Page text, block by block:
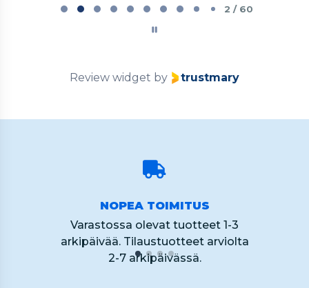
2 / 60
Review widget by trustmary
NOPEA TOIMITUS
Varastossa olevat tuotteet 1-3
arkipäivää. Tilaustuotteet arviolta
2-7 arkipäivässä.